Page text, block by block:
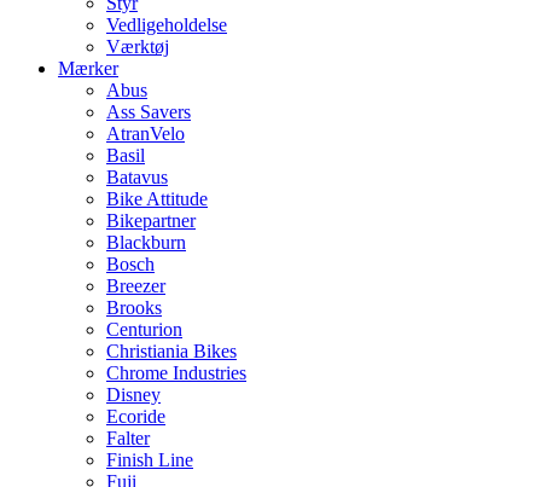
Vedligeholdelse
Værktøj
Mærker
Abus
Ass Savers
AtranVelo
Basil
Batavus
Bike Attitude
Bikepartner
Blackburn
Bosch
Breezer
Brooks
Centurion
Christiania Bikes
Chrome Industries
Disney
Ecoride
Falter
Finish Line
Fuji